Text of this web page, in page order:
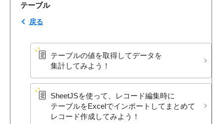
テーブル
戻る
テーブルの​値を​取得して​データを​
集計してみよう！
SheetJSを​使って、​レコード編集時に​
テーブルを​Excelで​インポートして​まとめて​
レコード作成してみよう！